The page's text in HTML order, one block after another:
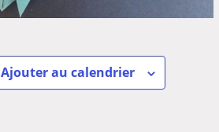
Ajouter au calendrier